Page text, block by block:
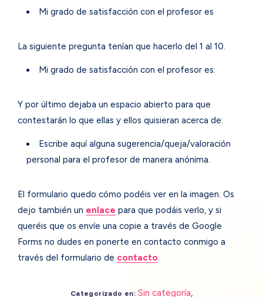
Mi grado de satisfacción con el profesor es
La siguiente pregunta tenían que hacerlo del 1 al 10.
Mi grado de satisfacción con el profesor es:
Y por último dejaba un espacio abierto para que
contestarán lo que ellas y ellos quisieran acerca de:
Escribe aquí alguna sugerencia/queja/valoración
personal para el profesor de manera anónima.
El formulario quedo cómo podéis ver en la imagen. Os
dejo también un enlace para que podáis verlo, y si
queréis que os envíe una copie a través de Google
Forms no dudes en ponerte en contacto conmigo a
través del formulario de contacto.
Categorizado en: Sin categoría